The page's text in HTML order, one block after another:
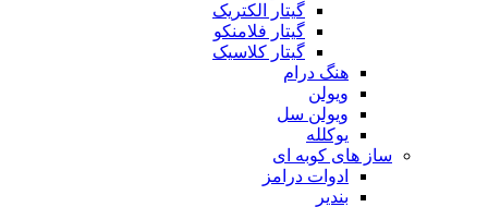
گیتار الکتریک
گیتار فلامنکو
گیتار کلاسیک
هنگ درام
ویولن
ویولن سل
یوکلله
ساز های کوبه ای
ادوات درامز
بندیر